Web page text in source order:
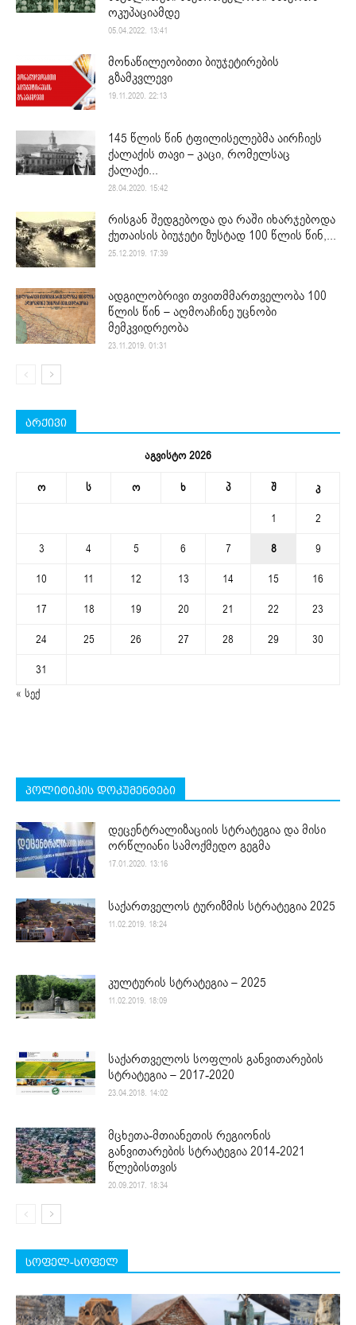
ოკუპაციამდე
05.04.2022. 13:41
მონაწილეობითი ბიუჯეტირების
გზამკვლევი
19.11.2020. 22:13
145 წლის წინ ტფილისელებმა აირჩიეს
ქალაქის თავი – კაცი, რომელსაც
ქალაქი...
28.04.2020. 15:42
რისგან შედგებოდა და რაში იხარჯებოდა
ქუთაისის ბიუჯეტი ზუსტად 100 წლის წინ,...
25.12.2019. 17:39
ადგილობრივი თვითმმართველობა 100
წლის წინ – აღმოაჩინე უცნობი
მემკვიდრეობა
23.11.2019. 01:31
არქივი
აგვისტო 2026
ო ს ო ხ პ შ კ
1
2
3
4 5 6 7 8
9
10
11 12 13 14 15
16
17
18 19 20 21 22
23
24
25 26 27 28 29
30
31
« სექ
პოლიტიკის დოკუმენტები
დეცენტრალიზაციის სტრატეგია და მისი
ორწლიანი სამოქმედო გეგმა
17.01.2020. 13:16
საქართველოს ტურიზმის სტრატეგია 2025
11.02.2019. 18:24
კულტურის სტრატეგია – 2025
11.02.2019. 18:09
საქართველოს სოფლის განვითარების
სტრატეგია – 2017-2020
23.04.2018. 14:02
მცხეთა-მთიანეთის რეგიონის
განვითარების სტრატეგია 2014-2021
წლებისთვის
20.09.2017. 18:34
სოფელ-სოფელ